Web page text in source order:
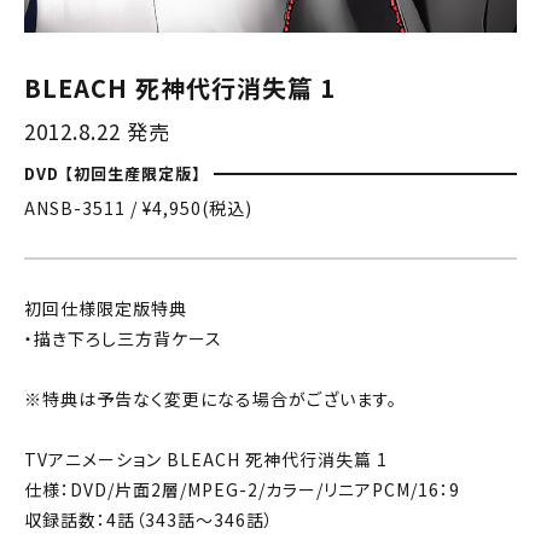
BLEACH 死神代行消失篇 1
2012.8.22 発売
DVD 【初回生産限定版】
ANSB-3511 / ¥4,950(税込)
初回仕様限定版特典
・描き下ろし三方背ケース
※特典は予告なく変更になる場合がございます。
TVアニメーション BLEACH 死神代行消失篇 1
仕様：DVD/片面2層/MPEG-2/カラー/リニアPCM/16：9
収録話数：4話（343話～346話）